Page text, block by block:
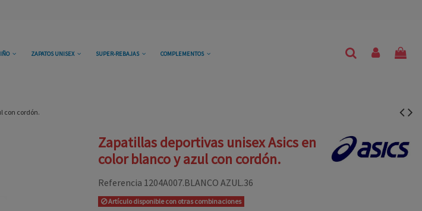
ZAPATOS UNISEX SUPER-REBAJAS COMPLEMENTOS
con cordón.
Zapatillas deportivas unisex Asics en
color blanco y azul con cordón.
Referencia 1204A007.BLANCO AZUL.36
Artículo disponible con otras combinaciones